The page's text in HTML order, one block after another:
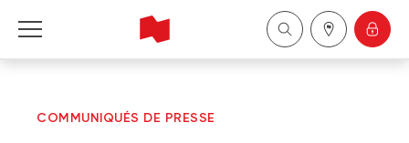
COMMUNIQUÉS DE PRESSE